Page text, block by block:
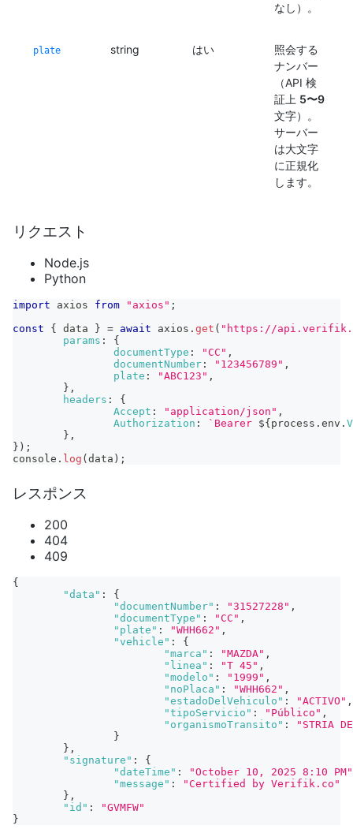
なし）。
plate string はい
照会する
ナンバー
（API 検
証上 5〜9
文字）。
サーバー
は大文字
に正規化
します。
リクエスト
Node.js
Python
import axios from "axios" ;
const
{ data } = await axios . get ( "https://
params :
{
documentType : "CC" ,
documentNumber : "123456789" ,
plate : "ABC123" ,
} ,
headers :
{
Accept : "application/json" ,
Authorization : ` Bearer ${ process . env .
} ,
} ) ;
console . log ( data ) ;
レスポンス
200
404
409
{
"data" :
{
"documentNumber" : "31527228" ,
"documentType" : "CC" ,
"plate" : "WHH662" ,
"vehicle" :
{
"marca" : "MAZDA" ,
"linea" : "T 45" ,
"modelo" : "1999" ,
"noPlaca" : "WHH662" ,
"estadoDelVehiculo" : "ACTIVO" ,
"tipoServicio" : "Público" ,
"organismoTransito" :
"STRIA
}
} ,
"signature" :
{
"dateTime" :
"October 10, 2025 8:10 PM"
"message" :
"Certified by Verifik.co"
} ,
"id" :
"GVMFW"
}